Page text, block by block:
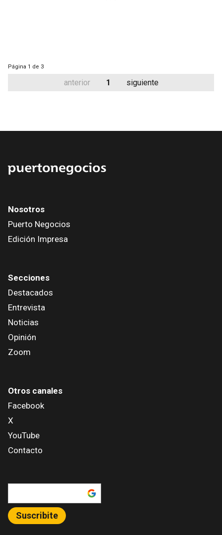
Página 1 de 3
anterior 1 siguiente
Nosotros
Puerto Negocios
Edición Impresa
Secciones
Destacados
Entrevista
Noticias
Opinión
Zoom
Otros canales
Facebook
X
YouTube
Contacto
Suscribite